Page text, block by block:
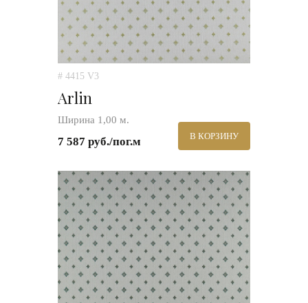
# 4415 V3
Arlin
Ширина 1,00 м.
7 587 руб./пог.м В КОРЗИНУ